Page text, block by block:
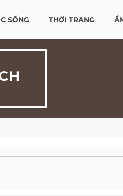
SỐNG THỜI TRANG